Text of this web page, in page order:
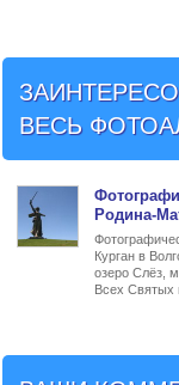
ВЕСЬ
Фото
Родина-
Курган в
озеро Слёз,
Всех Святых